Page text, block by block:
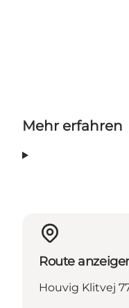
Mehr erfahren
Route
Houvig Klitvej